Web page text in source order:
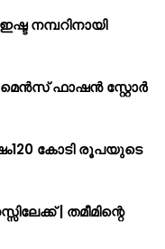
നമ്പറിനായി
ഫാഷൻ സ്റ്റോർ
കോടി രൂപയുടെ
| തമീമിന്റെ